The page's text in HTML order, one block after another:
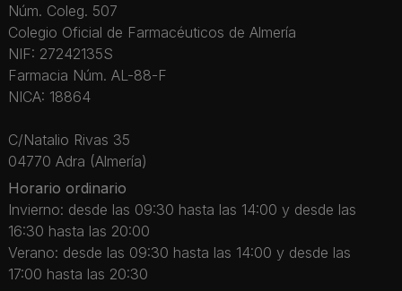
Núm. Coleg. 507
Colegio Oficial de Farmacéuticos de Almería
NIF: 27242135S
Farmacia Núm. AL-88-F
NICA: 18864
C/Natalio Rivas 35
04770 Adra (Almería)
Horario ordinario
Invierno: desde las 09:30 hasta las 14:00 y desde las
16:30 hasta las 20:00
Verano: desde las 09:30 hasta las 14:00 y desde las
17:00 hasta las 20:30